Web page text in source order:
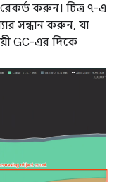
করুন। চিত্র ৭-এ
সন্ধান করুন, যা
GC-এর দিকে